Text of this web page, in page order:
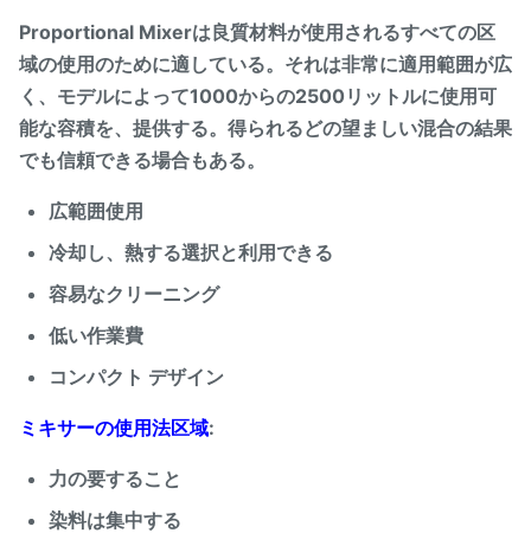
Proportional Mixerは良質材料が使用されるすべての区
域の使用のために適している。それは非常に適用範囲が広
く、モデルによって1000からの2500リットルに使用可
能な容積を、提供する。得られるどの望ましい混合の結果
でも信頼できる場合もある。
広範囲使用
冷却し、熱する選択と利用できる
容易なクリーニング
低い作業費
コンパクト デザイン
ミキサーの使用法区域:
力の要すること
染料は集中する